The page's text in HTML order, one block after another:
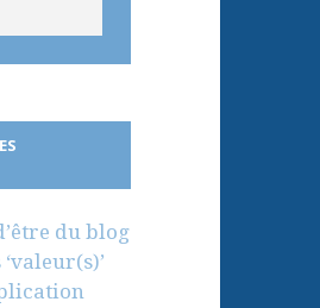
du blog